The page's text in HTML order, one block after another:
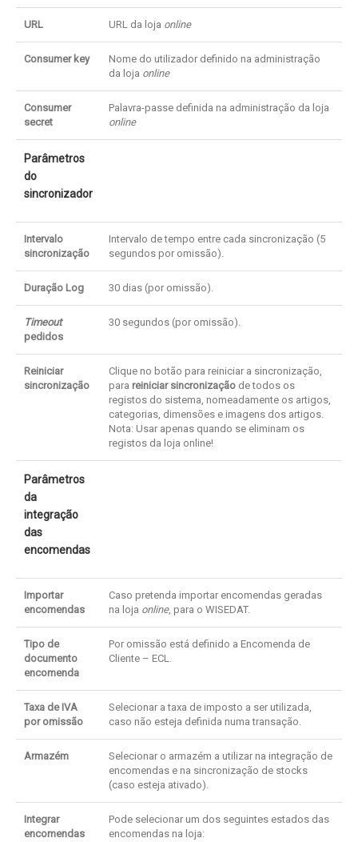
URL URL da loja online
Consumer key
Nome do utilizador definido na administração
da loja online
Consumer
secret
Palavra-passe definida na administração da loja
online
Parâmetros
do
sincronizador
Intervalo
sincronização
Intervalo de tempo entre cada sincronização (5
segundos por omissão).
Duração Log 30 dias (por omissão).
Timeout
pedidos
30 segundos (por omissão).
Reiniciar
sincronização
Clique no botão para reiniciar a sincronização,
para reiniciar sincronização de todos os
registos do sistema, nomeadamente os artigos,
categorias, dimensões e imagens dos artigos.
Nota: Usar apenas quando se eliminam os
registos da loja online!
Parâmetros
da
integração
das
encomendas
Importar
encomendas
Caso pretenda importar encomendas geradas
na loja online, para o WISEDAT.
Tipo de
documento
encomenda
Por omissão está definido a Encomenda de
Cliente – ECL.
Taxa de IVA
por omissão
Selecionar a taxa de imposto a ser utilizada,
caso não esteja definida numa transação.
Armazém
Selecionar o armazém a utilizar na integração de
encomendas e na sincronização de stocks
(caso esteja ativado).
Integrar
encomendas
Pode selecionar um dos seguintes estados das
encomendas na loja: